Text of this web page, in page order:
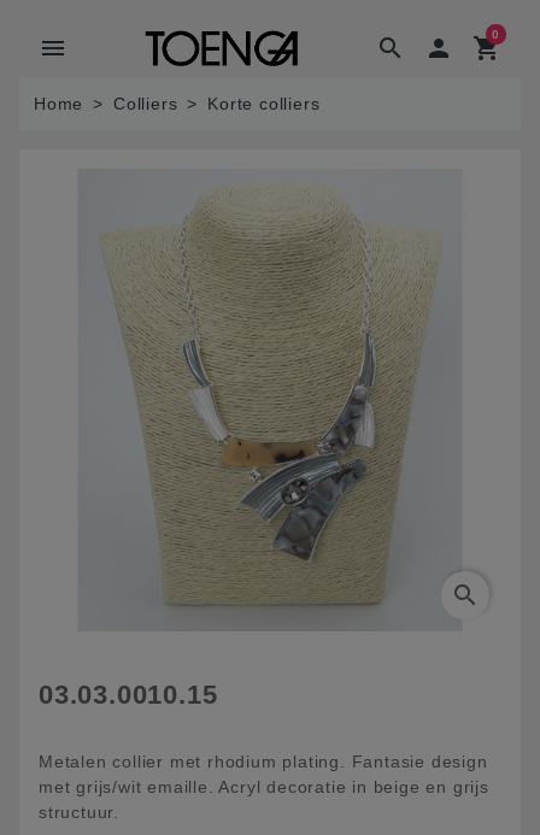
search
menu  shopping_cart
0
Home Colliers Korte colliers
search
03.03.0010.15
Metalen collier met rhodium plating. Fantasie design
met grijs/wit emaille. Acryl decoratie in beige en grijs
structuur.